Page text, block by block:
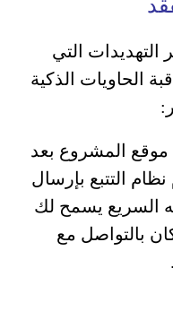
التهديدات التي
الحاويات الذكية
المشروع بعد
التتبع بإرسال
السريع يسمح لك
بالتواصل مع